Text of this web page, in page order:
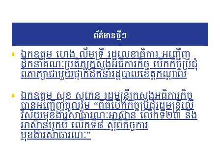
ព័ត៌មានថ្មីៗ
ឯកឧត្តម ហេង លឹមទ្រី រដ្ឋលេខាធិការ អញ្ជើញ
ដឹកនាំគណៈប្រតិភូក្រសួងអធិការកិច្ច បើកកិច្ចប្រជុំ
ពិភាក្សាជាមួយថ្នាក់ដឹកនាំរដ្ឋបាលខេត្តកណ្តាល
ឯកឧត្តម សុខ សូកេន រដ្ឋមន្រ្តីក្រសួងអធិការកិច្ច
បានអញ្ជើញចូលរួម “ពិធីបើកកិច្ចប្រជុំរដ្ឋមន្ត្រីលើ
វិស័យមុខងារសាធារណៈអាស៊ាន លើកទី២៣ និង
អាស៊ានបូកបី លើកទី៨ ស្តីពីកិច្ចការ
មុខងារសាធារណៈ”